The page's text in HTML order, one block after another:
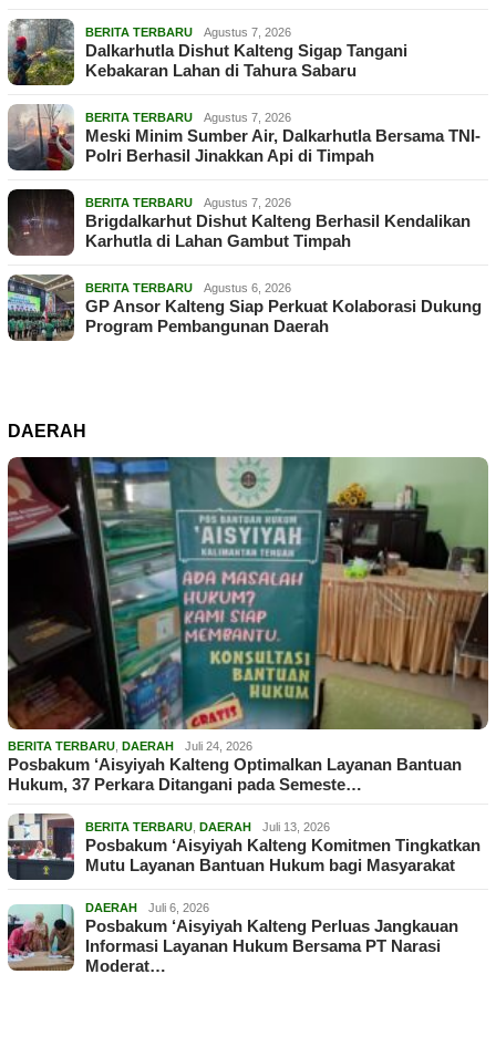
BERITA TERBARU Agustus 7, 2026
Dalkarhutla Dishut Kalteng Sigap Tangani
Kebakaran Lahan di Tahura Sabaru
BERITA TERBARU Agustus 7, 2026
Meski Minim Sumber Air, Dalkarhutla Bersama TNI-
Polri Berhasil Jinakkan Api di Timpah
BERITA TERBARU Agustus 7, 2026
Brigdalkarhut Dishut Kalteng Berhasil Kendalikan
Karhutla di Lahan Gambut Timpah
BERITA TERBARU Agustus 6, 2026
GP Ansor Kalteng Siap Perkuat Kolaborasi Dukung
Program Pembangunan Daerah
DAERAH
BERITA TERBARU DAERAH Juli 24, 2026
Posbakum ‘Aisyiyah Kalteng Optimalkan Layanan Bantuan
Hukum, 37 Perkara Ditangani pada Semeste…
BERITA TERBARU DAERAH Juli 13, 2026
Posbakum ‘Aisyiyah Kalteng Komitmen Tingkatkan
Mutu Layanan Bantuan Hukum bagi Masyarakat
DAERAH Juli 6, 2026
Posbakum ‘Aisyiyah Kalteng Perluas Jangkauan
Informasi Layanan Hukum Bersama PT Narasi
Moderat…